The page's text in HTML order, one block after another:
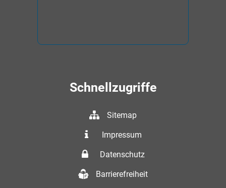
Schnellzugriffe
Sitemap
Impressum
Datenschutz
Barrierefreiheit